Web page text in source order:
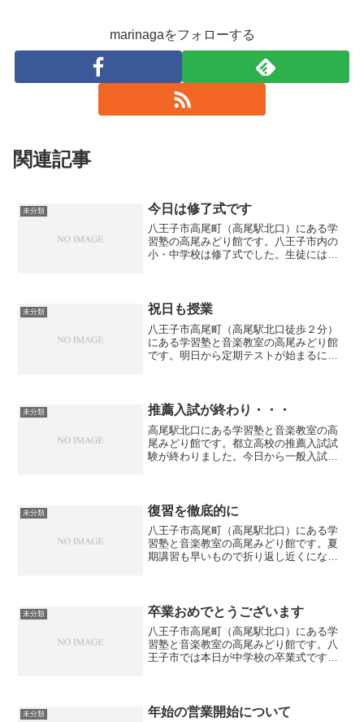
marinagaをフォローする
関連記事
未分類 今日は修了式です
八王子市高尾町（高尾駅北口）にある学
習塾の高尾みどり館です。八王子市内の
小・中学校は修了式でした。生徒には成
いては、少し改善点を見つ...
未分類 祝日も授業
八王子市高尾町（高尾駅北口徒歩２分）
にある学習塾と音楽教室の高尾みどり館
です。明日から定期テストが始まるにあ
多かったです。あとはテス...
未分類 推薦入試が終わり・・・
高尾駅北口にある学習塾と音楽教室の高
尾みどり館です。都立高校の推薦入試試
験が終わりました。今日から一般入試に
未分類 復習を徹底的に
八王子市高尾町（高尾駅北口）にある学
習塾と音楽教室の高尾みどり館です。夏
期講習も早いもので折り返し近くになり
きません。普段の授業やて...
未分類 卒業おめでとうございます
八王子市高尾町（高尾駅北口）にある学
習塾と音楽教室の高尾みどり館です。八
王子市では本日が中学校の卒業式です。
週４回は顔を合わせます。...
未分類 年始の営業開始について